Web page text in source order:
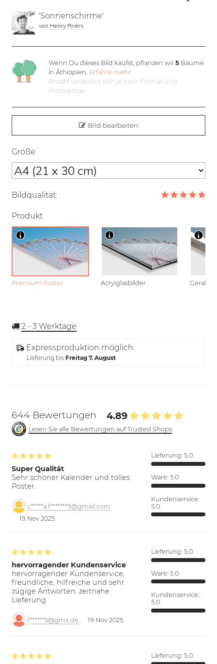
'Sonnenschirme'
von Henry Rivers
Wenn Du dieses Bild kaufst, pflanzen wir5 Bäume
in Äthiopien. Erfahre mehr
Anzahl verändert sich je nach Format und
Produkttyp
Bild bearbeiten
Größe
Bildqualität:
Produkt
Premium Poster Acrylglasbilder
2 - 3 Werktage
Expressproduktion möglich:
Lieferung bis Freitag 7. August
644 Bewertungen 4.89
Lesen Sie alle Bewertungen auf Trusted Shops
Super Qualität
Sehr schöner Kalender und tolles
Poster.
c*****a.f*******9@gmail.com
19 Nov 2025
Lieferung: 5.0
Ware: 5.0
Kundenservice:
5.0
hervorragender Kundenservice
hervorragender Kundenservice;
freundliche, hilfreiche und sehr
zügige Antworten. zeitnahe
Lieferung
f******5@gmx.de 19 Nov 2025
Lieferung: 5.0
Ware: 5.0
Kundenservice:
5.0
Lieferung: 5.0